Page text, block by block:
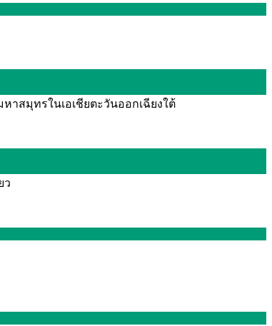
สมุทรในเอเชียตะวันออกเฉียงใต้
ว